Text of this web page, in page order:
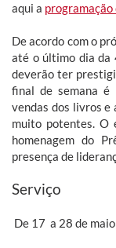
aqui a
De acordo com o
até o último dia da
deverão ter
final de semana é
vendas dos livros e
muito potentes. O
homenagem do
presença de
Serviço
De 17 a 28 de